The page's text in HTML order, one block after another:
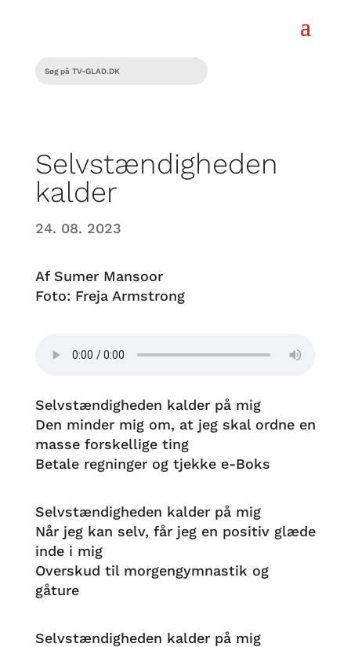
Selvstændigheden
kalder
24. 08. 2023
Af Sumer Mansoor
Foto: Freja Armstrong
Selvstændigheden kalder på mig
Den minder mig om, at jeg skal ordne en
masse forskellige ting
Betale regninger og tjekke e-Boks
Selvstændigheden kalder på mig
Når jeg kan selv, får jeg en positiv glæde
inde i mig
Overskud til morgengymnastik og
gåture
Selvstændigheden kalder på mig